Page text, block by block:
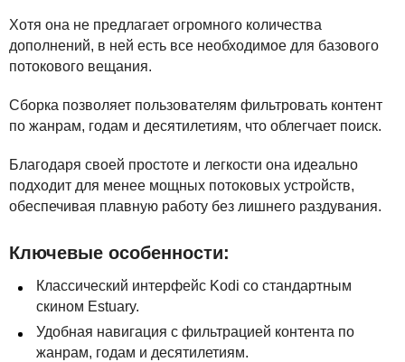
Хотя она не предлагает огромного количества
дополнений, в ней есть все необходимое для базового
потокового вещания.
Сборка позволяет пользователям фильтровать контент
по жанрам, годам и десятилетиям, что облегчает поиск.
Благодаря своей простоте и легкости она идеально
подходит для менее мощных потоковых устройств,
обеспечивая плавную работу без лишнего раздувания.
Ключевые особенности:
Классический интерфейс Kodi со стандартным
скином Estuary.
Удобная навигация с фильтрацией контента по
жанрам, годам и десятилетиям.